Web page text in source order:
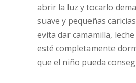
abrir la luz y tocarlo
suave y pequeñas
evita dar camamilla,
esté completamente
que el niño pueda